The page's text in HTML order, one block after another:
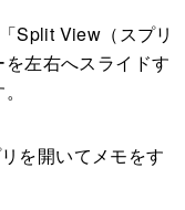
Split View（スプリ
左右へスライドす
を開いてメモをす